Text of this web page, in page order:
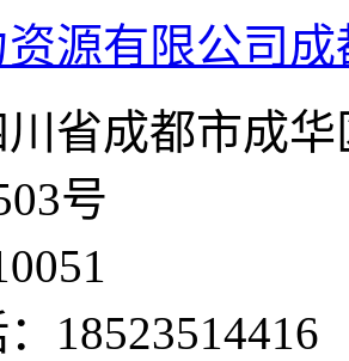
源有限公司
省成都市成
号
18523514416